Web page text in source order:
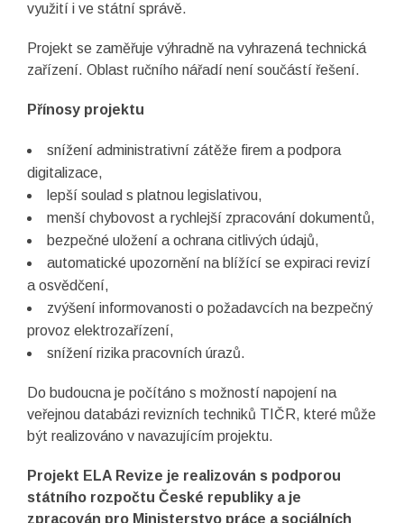
využití i ve státní správě.
Projekt se zaměřuje výhradně na vyhrazená technická
zařízení. Oblast ručního nářadí není součástí řešení.
Přínosy projektu
snížení administrativní zátěže firem a podpora
digitalizace,
lepší soulad s platnou legislativou,
menší chybovost a rychlejší zpracování dokumentů,
bezpečné uložení a ochrana citlivých údajů,
automatické upozornění na blížící se expiraci revizí
a osvědčení,
zvýšení informovanosti o požadavcích na bezpečný
provoz elektrozařízení,
snížení rizika pracovních úrazů.
Do budoucna je počítáno s možností napojení na
veřejnou databázi revizních techniků TIČR, které může
být realizováno v navazujícím projektu.
Projekt ELA Revize je realizován s podporou
státního rozpočtu České republiky a je
zpracován pro Ministerstvo práce a sociálních